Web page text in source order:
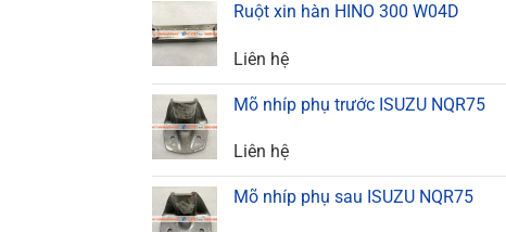
Ruột xin hàn HINO 300 W04D
Liên hệ
Mõ nhíp phụ trước ISUZU NQR75
Liên hệ
Mõ nhíp phụ sau ISUZU NQR75